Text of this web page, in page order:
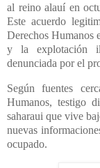
al reino alauí en
Este acuerdo
Derechos Humanos
y la explotación
denunciada por el
Según fuentes
Humanos, testigo
saharaui que vive
nuevas
ocupado.